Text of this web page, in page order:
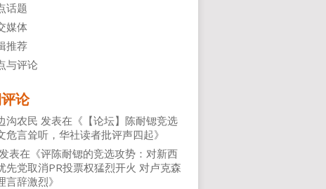
话题
媒体
推荐
与评论
论
沟农民 发表在《 【论坛】陈耐锶竞选
危言耸听，华社读者批评声四起》
表在《评陈耐锶的竞选攻势：对新西
先党取消PR投票权猛烈开火 对卢克森
言辞激烈》